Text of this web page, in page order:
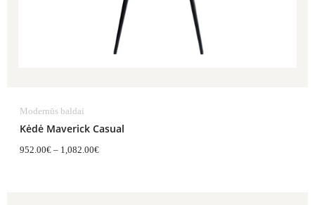
Modernūs baldai
Kėdė Maverick Casual
952.00€ – 1,082.00€